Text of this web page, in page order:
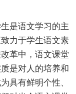
是语文学习的主
力于学生语文素
革中，语文课堂
是对人的培养和
具有鲜明个性、